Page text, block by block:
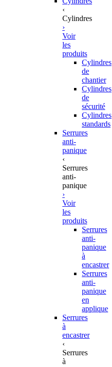
‹
Cylindres
›
Voir
les
produits
Cylindres
de
chantier
Cylindres
de
sécurité
Cylindres
standards
Serrures
anti-
panique
‹
Serrures
anti-
panique
›
Voir
les
produits
Serrures
anti-
panique
à
encastrer
Serrures
anti-
panique
en
applique
Serrures
à
encastrer
‹
Serrures
à